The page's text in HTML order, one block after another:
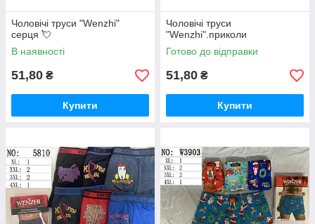
Чоловічі труси "Wenzhi"
серця 💘
В наявності
51,80 ₴
Купити
Чоловічі труси
"Wenzhi".приколи
Готово до відправки
51,80 ₴
Купити